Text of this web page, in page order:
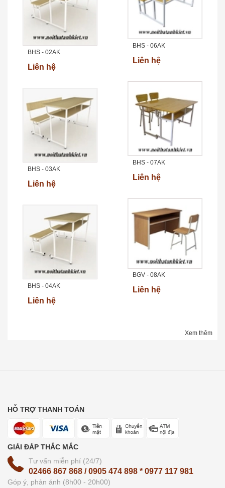
BHS - 02AK
Liên hệ
BHS - 03AK
Liên hệ
BHS - 04AK
Liên hệ
BHS - 06AK
Liên hệ
BHS - 07AK
Liên hệ
BGV - 08AK
Liên hệ
Xem thêm
HỖ TRỢ THANH TOÁN
GIẢI ĐÁP THẮC MẮC
Tư vấn miễn phí (24/7)
02466 867 868 / 0905 474 898 * 0977 117 981
Góp ý, phản ánh (8h00 - 20h00)